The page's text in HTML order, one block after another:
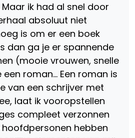
Maar ik had al snel door
absoluut niet
is om er een boek
dan ga je er spannende
(mooie vrouwen, snelle
een roman… Een roman is
van een schrijver met
laat ik vooropstellen
compleet verzonnen
hoofdpersonen hebben